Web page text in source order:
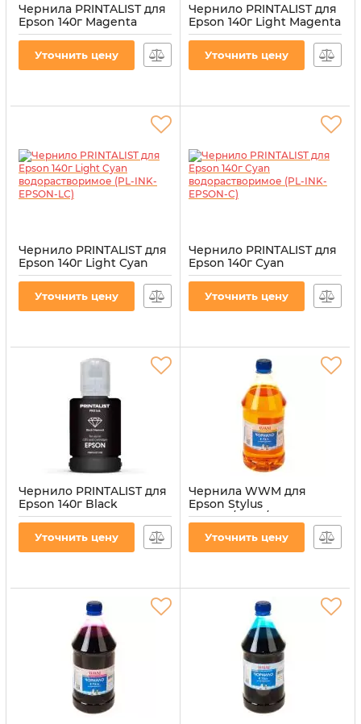
Чернила PRINTALIST для
Epson 140г Magenta
водорастворимые (PL-
PL-INK-EPSON-M
Уточнить цену
Чернило PRINTALIST для
Epson 140г Light Magenta
водорастворимое (PL-
PL-INK-EPSON-LM
Уточнить цену
Чернило PRINTALIST для
Epson 140г Light Cyan
водорастворимое (PL-
PL-INK-EPSON-LC
Уточнить цену
Чернило PRINTALIST для
Epson 140г Cyan
водорастворимое (PL-
PL-INK-EPSON-C
Уточнить цену
Чернило PRINTALIST для
Epson 140г Black
водорастворимое (PL-
PL-INK-EPSON-B
Уточнить цену
Чернила WWM для
Epson Stylus
CX3700/TX119/TX419 1000г
Yellow водорастворимые
(E73/Y-4)
Уточнить цену